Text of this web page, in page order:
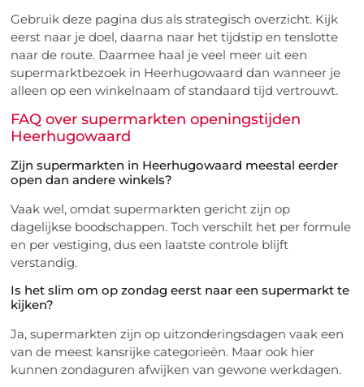
Gebruik deze pagina dus als strategisch overzicht. Kijk
eerst naar je doel, daarna naar het tijdstip en tenslotte
naar de route. Daarmee haal je veel meer uit een
supermarktbezoek in Heerhugowaard dan wanneer je
alleen op een winkelnaam of standaard tijd vertrouwt.
FAQ over supermarkten openingstijden
Heerhugowaard
Zijn supermarkten in Heerhugowaard meestal eerder
open dan andere winkels?
Vaak wel, omdat supermarkten gericht zijn op
dagelijkse boodschappen. Toch verschilt het per formule
en per vestiging, dus een laatste controle blijft
verstandig.
Is het slim om op zondag eerst naar een supermarkt te
kijken?
Ja, supermarkten zijn op uitzonderingsdagen vaak een
van de meest kansrijke categorieën. Maar ook hier
kunnen zondaguren afwijken van gewone werkdagen.